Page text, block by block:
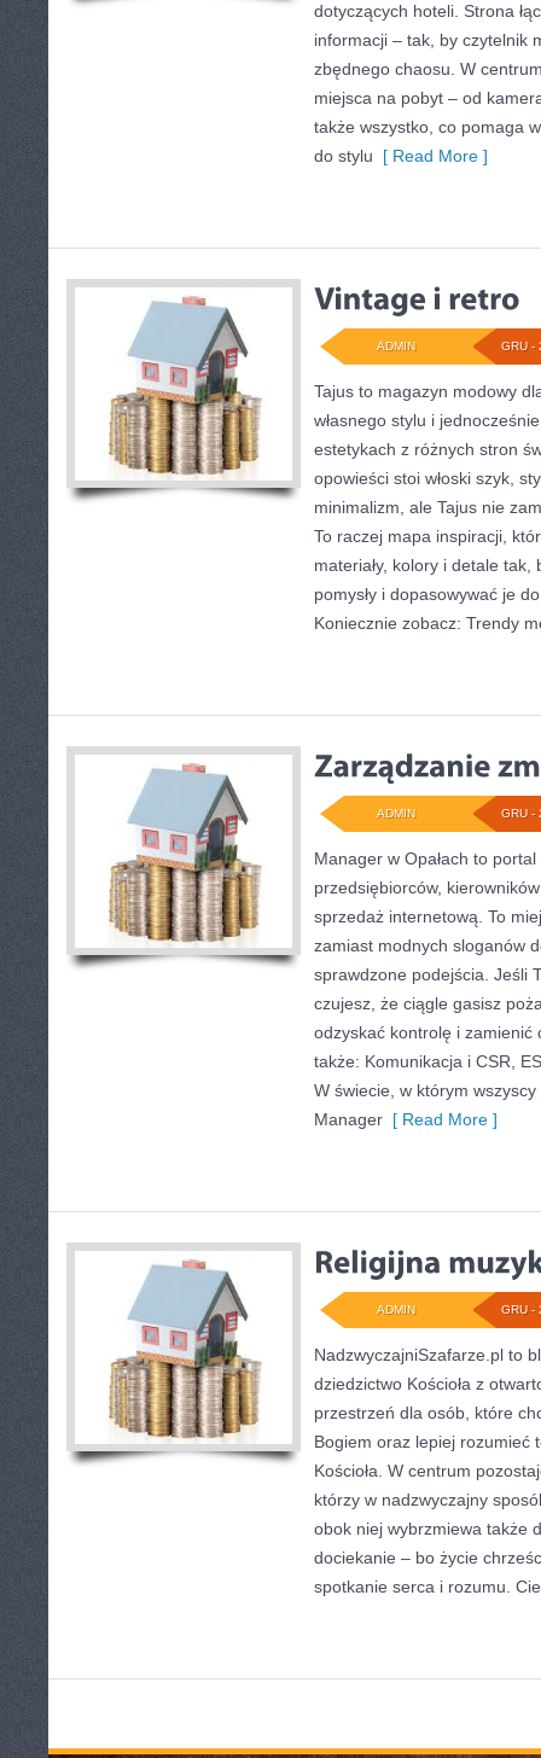
dotyczących hoteli. Strona
informacji – tak, by czytelnik
zbędnego chaosu. W
miejsca na pobyt – od
także wszystko, co pomaga
do stylu [ Read More ]
GRU -
ADMIN
Tajus to magazyn modowy
własnego stylu i
estetykach z różnych stron
opowieści stoi włoski szyk,
minimalizm, ale Tajus nie
To raczej mapa inspiracji,
materiały, kolory i detale tak,
pomysły i dopasowywać je
Koniecznie zobacz: Trendy
GRU -
ADMIN
Manager w Opałach to
przedsiębiorców,
sprzedaż internetową. To
zamiast modnych sloganów
sprawdzone podejścia. Jeśli
czujesz, że ciągle gasisz
odzyskać kontrolę i zamienić
także: Komunikacja i CSR,
W świecie, w którym wszyscy
Manager [ Read More ]
GRU -
ADMIN
NadzwyczajniSzafarze.pl to
dziedzictwo Kościoła z
przestrzeń dla osób, które
Bogiem oraz lepiej rozumieć
Kościoła. W centrum
którzy w nadzwyczajny
obok niej wybrzmiewa także
dociekanie – bo życie
spotkanie serca i rozumu.